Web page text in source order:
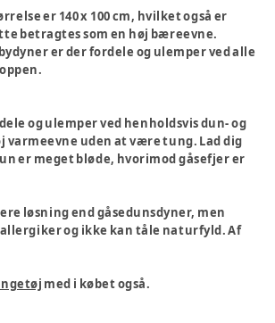
er 140 x 100 cm, hvilket også er
betragtes som en høj bæreevne.
er der fordele og ulemper ved alle
og ulemper ved henholdsvis dun- og
varmeevne uden at være tung. Lad dig
er meget bløde, hvorimod gåsefjer er
løsning end gåsedunsdyner, men
og ikke kan tåle naturfyld. Af
med i købet også.